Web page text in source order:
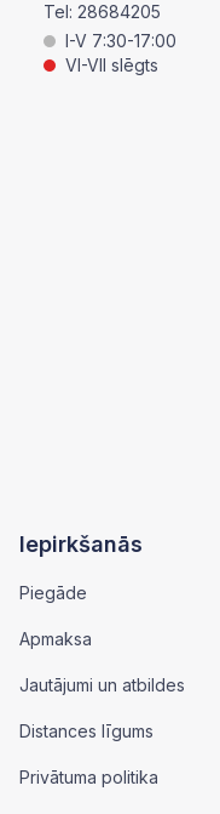
Iepirkšanās
Piegāde
Apmaksa
Jautājumi un atbildes
Distances līgums
Privātuma politika
Tel: 28684205
I-V 7:30-17:00
VI-VII slēgts